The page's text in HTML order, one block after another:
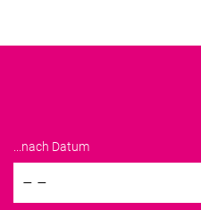
...nach Datum
– –